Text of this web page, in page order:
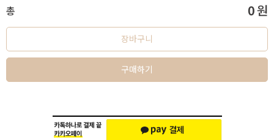
총 0원
장바구니
구매하기